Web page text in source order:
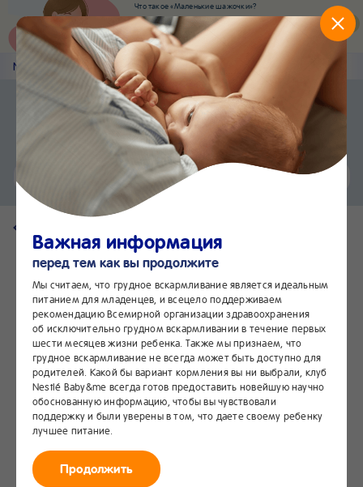
Что такое «Маленькие шажочки»?
Наш новый суперсервис для отслеживания
развития вашего малыша
Попробовать сейчас
Nestlé Baby &me Наши продукты
Приложение Nestlé Baby&me
Еще быстрее и удобнее
Установить
Чат24/7
Важная информация
перед тем как вы продолжите
Мы считаем, что грудное вскармливание является идеальным
питанием для младенцев, и всецело поддерживаем
рекомендацию Всемирной организации здравоохранения
об исключительно грудном вскармливании в течение первых
шести месяцев жизни ребенка. Также мы признаем, что
грудное вскармливание не всегда может быть доступно для
родителей. Какой бы вариант кормления вы ни выбрали, клуб
Nestlé Baby&me всегда готов предоставить новейшую научно
обоснованную информацию, чтобы вы чувствовали
поддержку и были уверены в том, что даете своему ребенку
лучшее питание.
Продолжить